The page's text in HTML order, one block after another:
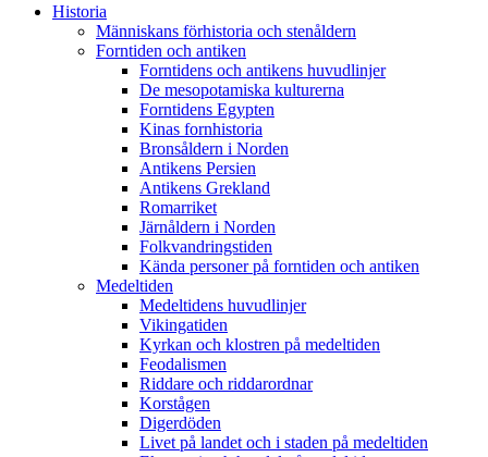
Historia
Människans förhistoria och stenåldern
Forntiden och antiken
Forntidens och antikens huvudlinjer
De mesopotamiska kulturerna
Forntidens Egypten
Kinas fornhistoria
Bronsåldern i Norden
Antikens Persien
Antikens Grekland
Romarriket
Järnåldern i Norden
Folkvandringstiden
Kända personer på forntiden och antiken
Medeltiden
Medeltidens huvudlinjer
Vikingatiden
Kyrkan och klostren på medeltiden
Feodalismen
Riddare och riddarordnar
Korstågen
Digerdöden
Livet på landet och i staden på medeltiden